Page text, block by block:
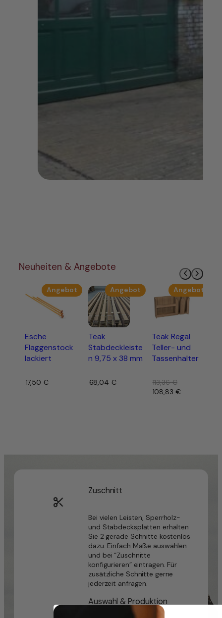
Neuheiten & Angebote
AngebotProdukt
im
Angebot
Esche
Flaggenstock
lackiert
17,50 €
AngebotProdukt
im
Angebot
Teak
Stabdeckleiste
n 9,75 x 38 mm
68,04 €
Angebot
Teak Regal
Teller- und
Tassenhalter
113,36€
Ursprünglicher
108,83 €
Zuschnitt
Bei vielen Leisten, Sperrholz-
und Stabdecksplatten erhalten
Sie 2 gerade Schnitte kostenlos
dazu. Einfach Maße auswählen
und bei “Zuschnitte
konfigurieren” eintragen. Für
zusätzliche Schnitte gerne
jederzeit anfragen.
Auswahl & Produktion